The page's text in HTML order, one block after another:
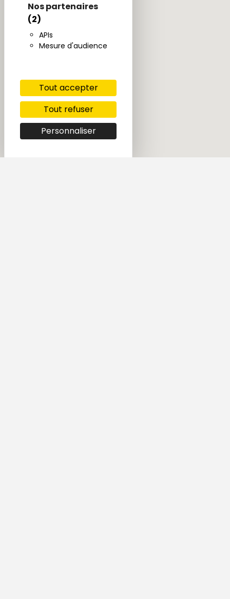
Nos partenaires
(2)
APIs
Mesure d'audience
Tout accepter
Tout refuser
Personnaliser